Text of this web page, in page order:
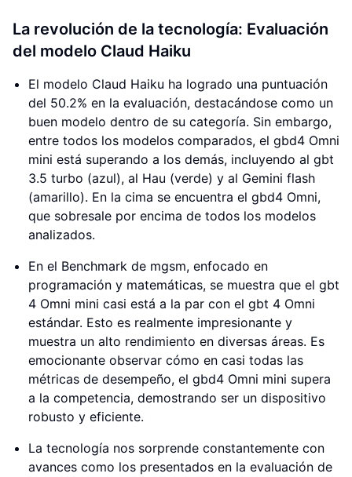
La revolución de la tecnología: Evaluación
del modelo Claud Haiku
El modelo Claud Haiku ha logrado una puntuación
del 50.2% en la evaluación, destacándose como un
buen modelo dentro de su categoría. Sin embargo,
entre todos los modelos comparados, el gbd4 Omni
mini está superando a los demás, incluyendo al gbt
3.5 turbo (azul), al Hau (verde) y al Gemini flash
(amarillo). En la cima se encuentra el gbd4 Omni,
que sobresale por encima de todos los modelos
analizados.
En el Benchmark de mgsm, enfocado en
programación y matemáticas, se muestra que el gbt
4 Omni mini casi está a la par con el gbt 4 Omni
estándar. Esto es realmente impresionante y
muestra un alto rendimiento en diversas áreas. Es
emocionante observar cómo en casi todas las
métricas de desempeño, el gbd4 Omni mini supera
a la competencia, demostrando ser un dispositivo
robusto y eficiente.
La tecnología nos sorprende constantemente con
avances como los presentados en la evaluación de